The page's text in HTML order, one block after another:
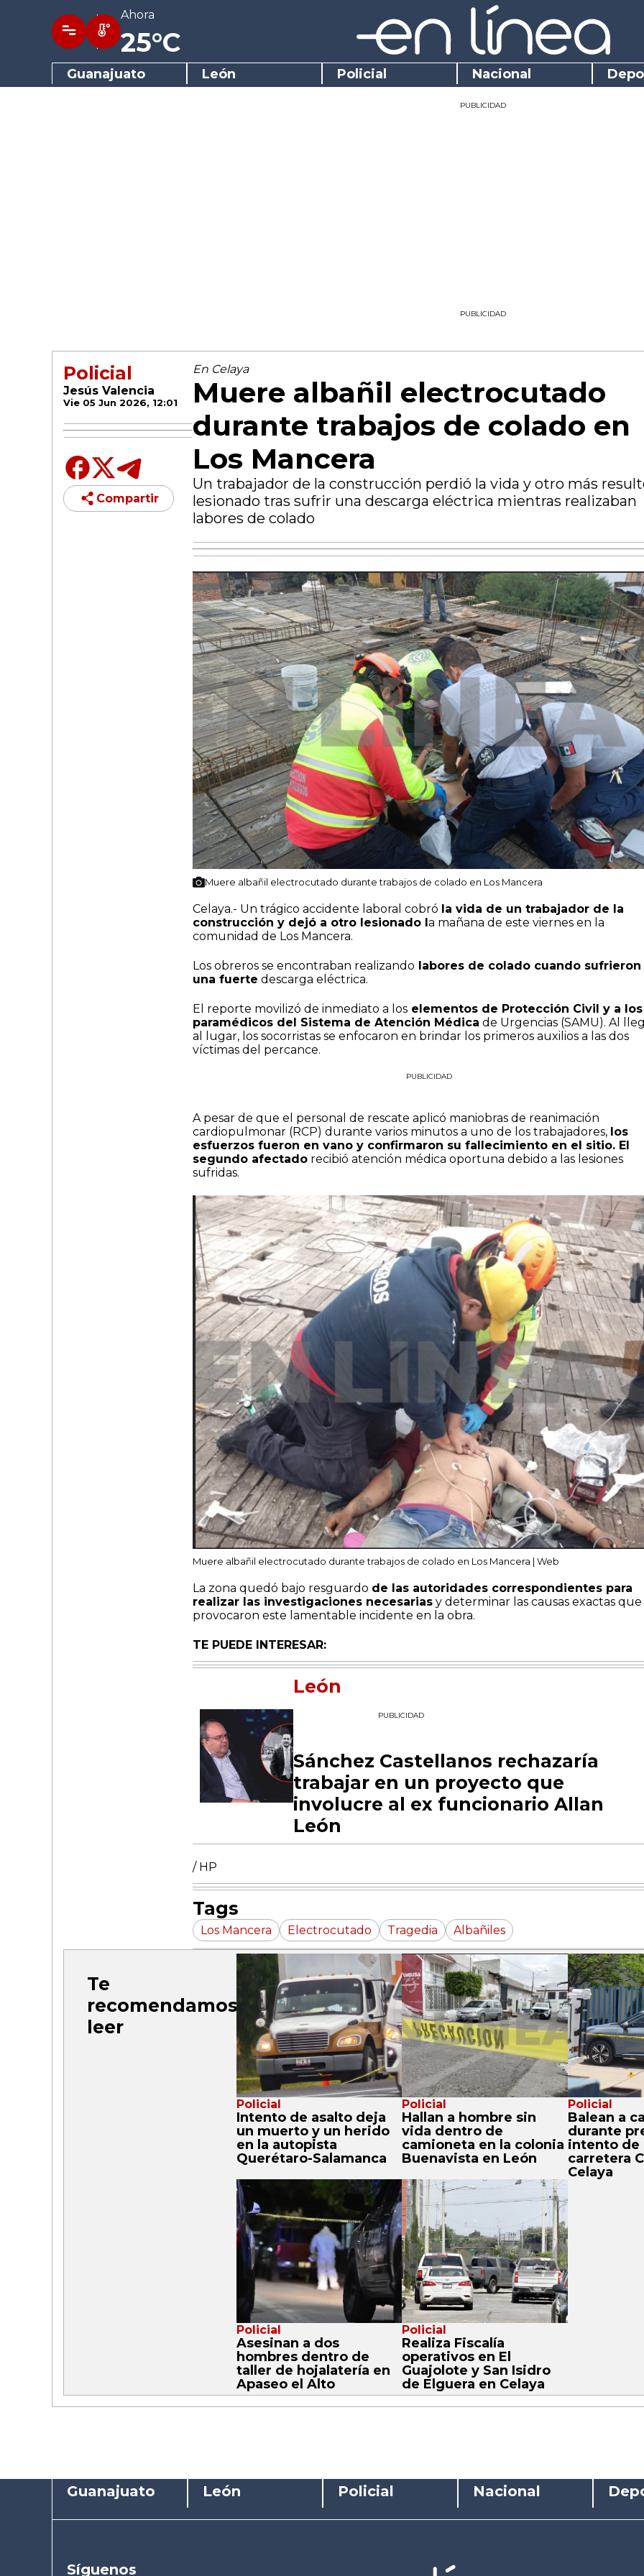
Ahora
25°C
Guanajuato León Policial Nacional
PUBLICIDAD
PUBLICIDAD
Policial
Jesús Valencia
Vie 05 Jun 2026, 12:01
Compartir
En Celaya
Muere albañil electrocutado
durante trabajos de colado en
Los Mancera
Un trabajador de la construcción perdió la vida y otro más
lesionado tras sufrir una descarga eléctrica mientras realizaban
labores de colado
Muere albañil electrocutado durante trabajos de colado en Los Mancera
Celaya.- Un trágico accidente laboral cobró la vida de un trabajador de la
construcción y dejó a otro lesionado la mañana de este viernes en la
comunidad de Los Mancera.
Los obreros se encontraban realizando labores de colado cuando sufrieron
una fuerte descarga eléctrica.
El reporte movilizó de inmediato a los elementos de Protección Civil y a los
paramédicos del Sistema de Atención Médica de Urgencias (SAMU). Al
al lugar, los socorristas se enfocaron en brindar los primeros auxilios a las dos
víctimas del percance.
PUBLICIDAD
A pesar de que el personal de rescate aplicó maniobras de reanimación
cardiopulmonar (RCP) durante varios minutos a uno de los trabajadores, los
esfuerzos fueron en vano y confirmaron su fallecimiento en el sitio. El
segundo afectado recibió atención médica oportuna debido a las lesiones
sufridas.
Muere albañil electrocutado durante trabajos de colado en Los Mancera | Web
La zona quedó bajo resguardo de las autoridades correspondientes para
realizar las investigaciones necesarias y determinar las causas exactas que
provocaron este lamentable incidente en la obra.
TE PUEDE INTERESAR:
León
PUBLICIDAD
Sánchez Castellanos rechazaría
trabajar en un proyecto que
involucre al ex funcionario Allan
León
/ HP
Tags
Los Mancera Electrocutado Tragedia Albañiles
Te
recomendamos
leer
Policial
Intento de asalto deja
un muerto y un herido
en la autopista
Querétaro-Salamanca
Policial
Hallan a hombre sin
vida dentro de
camioneta en la colonia
Buenavista en León
Policial
Balean a
durante
intento de
carretera
Celaya
Policial
Asesinan a dos
hombres dentro de
taller de hojalatería en
Apaseo el Alto
Policial
Realiza Fiscalía
operativos en El
Guajolote y San Isidro
de Elguera en Celaya
Guanajuato León Policial Nacional
Síguenos